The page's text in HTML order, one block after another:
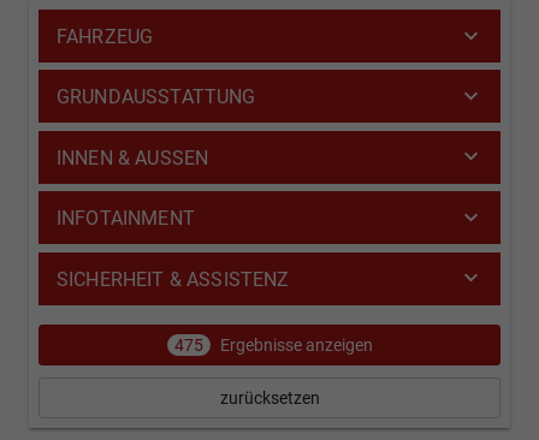
FAHRZEUG
GRUNDAUSSTATTUNG
INNEN & AUSSEN
INFOTAINMENT
SICHERHEIT & ASSISTENZ
475 Ergebnisse anzeigen
zurücksetzen